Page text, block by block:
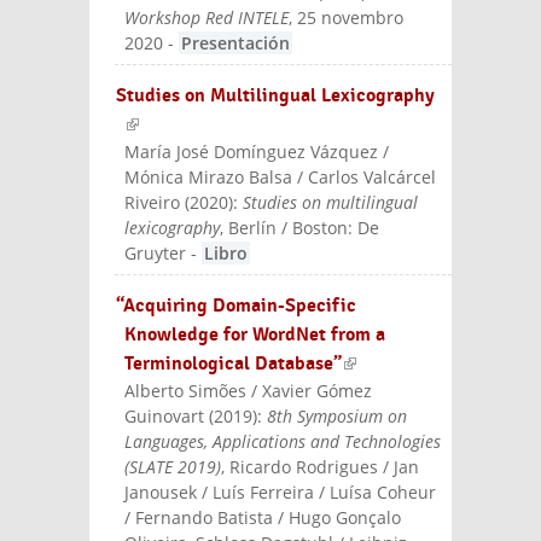
Workshop Red INTELE, 25 novembro
2020 - Presentación
Studies on Multilingual Lexicography
(link is external)
María José Domínguez Vázquez /
Mónica Mirazo Balsa / Carlos Valcárcel
Riveiro (2020):Studies on multilingual
lexicography, Berlín / Boston: De
Gruyter - Libro
“Acquiring Domain-Specific
Knowledge for WordNet from a
Terminological Database”(link is
external)
Alberto Simões / Xavier Gómez
Guinovart (2019):8th Symposium on
Languages, Applications and Technologies
(SLATE 2019), Ricardo Rodrigues / Jan
Janousek / Luís Ferreira / Luísa Coheur
/ Fernando Batista / Hugo Gonçalo